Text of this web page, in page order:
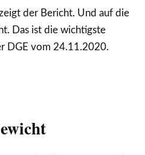
der Bericht. Und auf die
Das ist die wichtigste
DGE vom 24.11.2020.